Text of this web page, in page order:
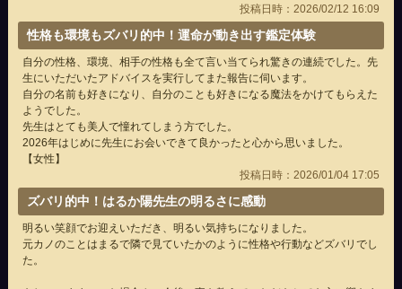
投稿日時：2026/02/12 16:09
性格も環境もズバリ的中！運命が動き出す鑑定体験
自分の性格、環境、相手の性格も全て言い当てられ驚きの連続でした。先
生にいただいたアドバイスを実行してまた報告に伺います。
自分の名前も好きになり、自分のことも好きになる魔法をかけてもらえた
ようでした。
先生はとても美人で憧れてしまう方でした。
2026年はじめに先生にお会いできて良かったと心から思いました。
【女性】
投稿日時：2026/01/04 17:05
ズバリ的中！はるか陽先生の明るさに感動
明るい笑顔でお迎えいただき、明るい気持ちになりました。
元カノのことはまるで隣で見ていたかのように性格や行動などズバリでし
た。